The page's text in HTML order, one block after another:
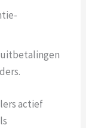
actief